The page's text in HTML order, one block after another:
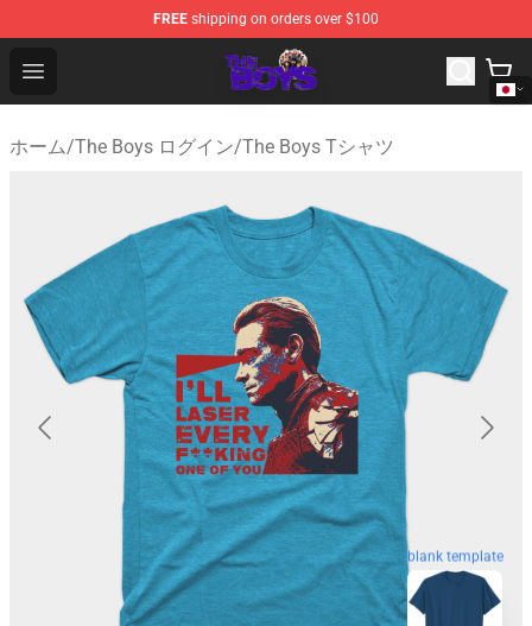
FREE shipping on orders over $100
Open menu
The Boys Store - Official The Boys Merchandise Shop
ホーム/The Boys ログイン/The Boys Tシャツ
blank template